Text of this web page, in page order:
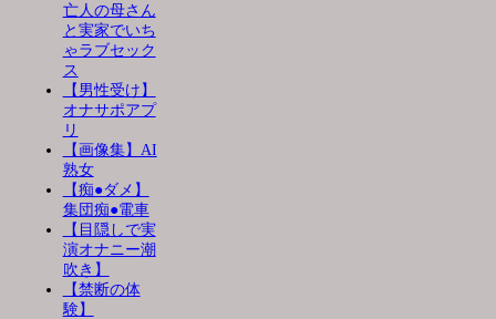
亡人の母さん
と実家でいち
ゃラブセック
ス
【男性受け】
オナサポアプ
リ
【画像集】AI
熟女
【痴●ダメ】
集団痴●電車
【目隠しで実
演オナニー潮
吹き】
【禁断の体
験】